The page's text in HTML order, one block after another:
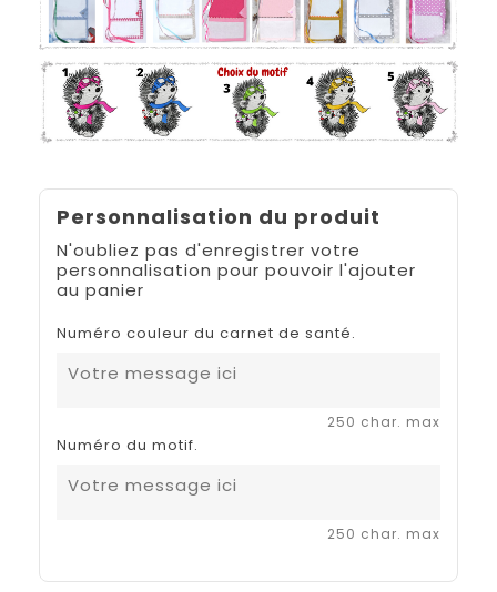
Personnalisation du produit
N'oubliez pas d'enregistrer votre
personnalisation pour pouvoir l'ajouter
au panier
Numéro couleur du carnet de santé.
250 char. max
Numéro du motif.
250 char. max